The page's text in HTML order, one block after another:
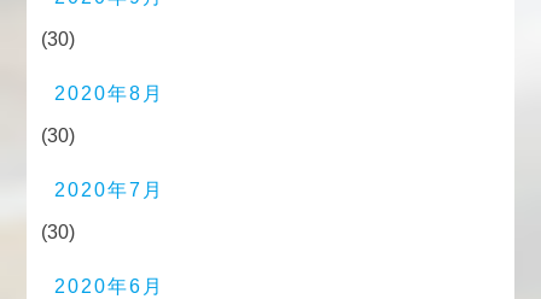
(30)
2020年8月
(30)
2020年7月
(30)
2020年6月